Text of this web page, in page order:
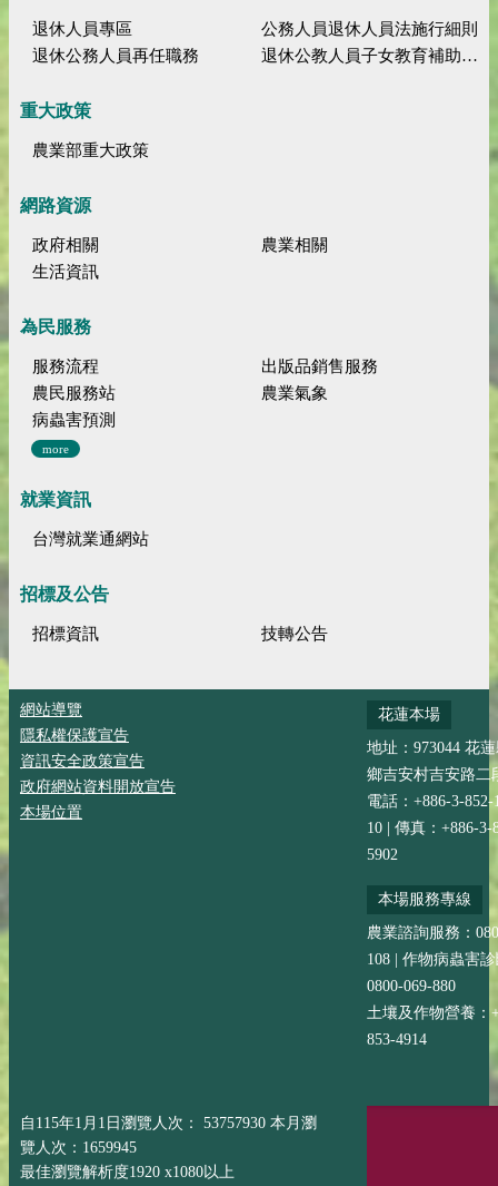
退休人員專區
公務人員退休人員法施行細則
退休公務人員再任職務
退休公教人員子女教育補助規定
重大政策
農業部重大政策
網路資源
政府相關
農業相關
生活資訊
為民服務
服務流程
出版品銷售服務
農民服務站
農業氣象
病蟲害預測
more
就業資訊
台灣就業通網站
招標及公告
招標資訊 技轉公告
網站導覽
隱私權保護宣告
資訊安全政策宣告
政府網站資料開放宣告
本場位置
花蓮本場
地址：973044 花
鄉吉安村吉安路二
電話：+886-3-852-
10 | 傳真：+886-3-
5902
本場服務專線
農業諮詢服務：
108 | 作物病蟲害
0800-069-880
土壤及作物營養：
853-4914
自115年1月1日瀏覽人次： 53757930 本月瀏
覽人次：1659945
最佳瀏覽解析度1920 x1080以上